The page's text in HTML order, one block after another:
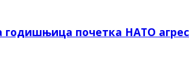
почетка НАТО